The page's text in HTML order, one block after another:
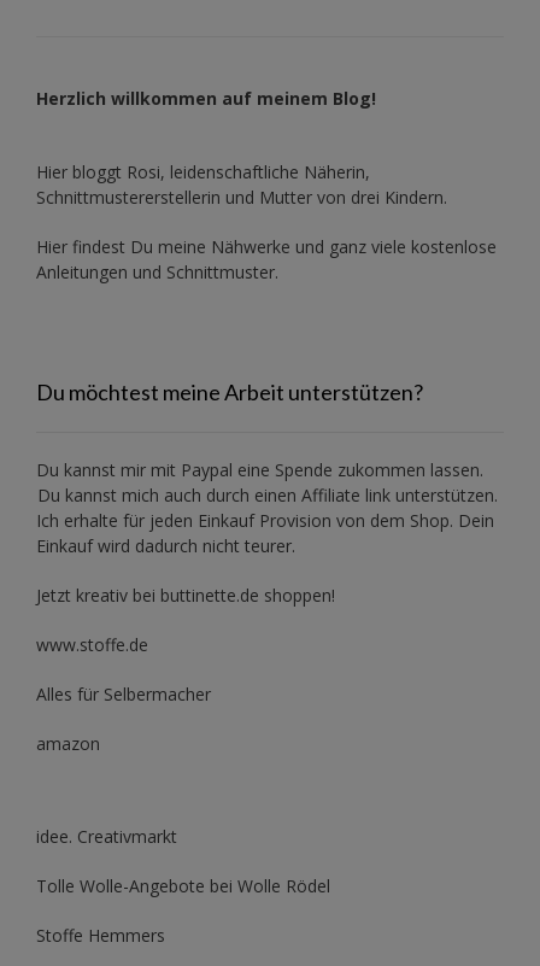
Herzlich willkommen auf meinem Blog!
Hier bloggt Rosi, leidenschaftliche Näherin,
Schnittmustererstellerin und Mutter von drei Kindern.
Hier findest Du meine Nähwerke und ganz viele kostenlose
Anleitungen und Schnittmuster.
Du möchtest meine Arbeit unterstützen?
Du kannst mir mit Paypal eine Spende zukommen lassen.
Du kannst mich auch durch einen Affiliate link unterstützen.
Ich erhalte für jeden Einkauf Provision von dem Shop. Dein
Einkauf wird dadurch nicht teurer.
Jetzt kreativ bei buttinette.de shoppen!
www.stoffe.de
Alles für Selbermacher
amazon
idee. Creativmarkt
Tolle Wolle-Angebote bei Wolle Rödel
Stoffe Hemmers